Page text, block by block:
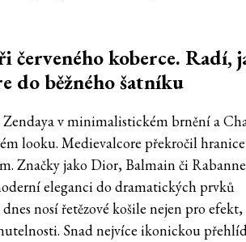
koberce. Radí,
do běžného šatníku
v minimalistickém brnění a
looku. Medievalcore překročil hranice
Značky jako Dior, Balmain či
eleganci do dramatických prvků
nosí řetězové košile nejen pro efekt,
Snad nejvíce ikonickou